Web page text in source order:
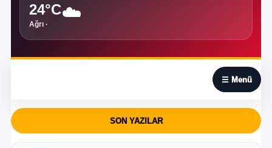
24°C
Ağrı ·
☁️
☰ Menü
SON YAZILAR